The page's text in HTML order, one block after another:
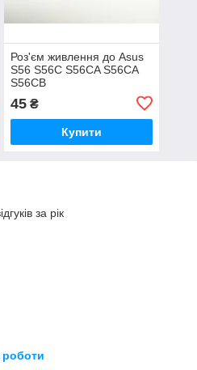
Роз'єм живлення до Asus
S56 S56C S56CA S56CA
S56CB
45₴
Купити
за рік
роботи